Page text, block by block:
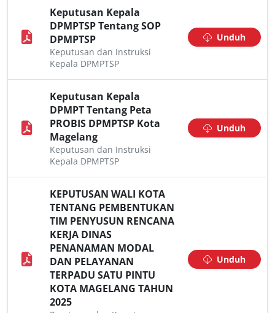
Keputusan Kepala
DPMPTSP Tentang SOP
DPMPTSP
Keputusan dan Instruksi
Kepala DPMPTSP
Unduh
Keputusan Kepala
DPMPT Tentang Peta
PROBIS DPMPTSP Kota
Magelang
Keputusan dan Instruksi
Kepala DPMPTSP
Unduh
KEPUTUSAN WALI KOTA
TENTANG PEMBENTUKAN
TIM PENYUSUN RENCANA
KERJA DINAS
PENANAMAN MODAL
DAN PELAYANAN
TERPADU SATU PINTU
KOTA MAGELANG TAHUN
2025
Unduh